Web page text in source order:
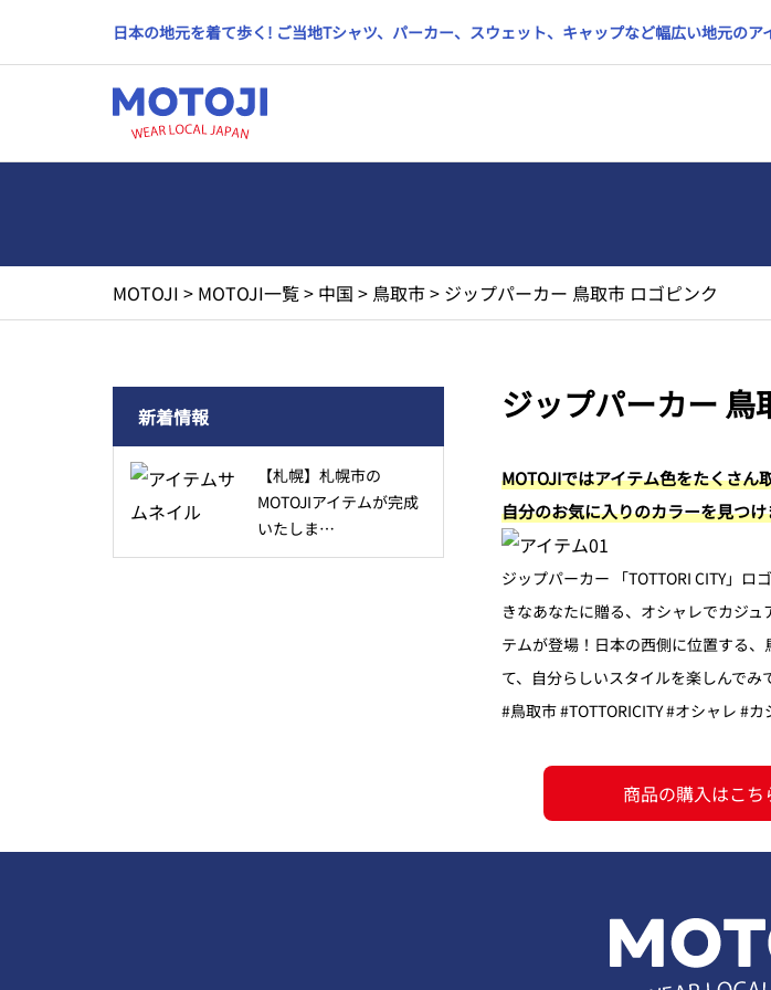
日本の地元を着て歩く! ご当地Tシャツ、パーカー、スウェット、キャップなど幅広い地元のア
MOTOJI > MOTOJI一覧> 中国 > 鳥取市> ジップパーカー 鳥取市 ロゴピンク
新着情報
【札幌】札幌市の
MOTOJIアイテムが完成
いたしま…
ジップパーカー 鳥
MOTOJIではアイテム色をたくさん
自分のお気に入りのカラーを見つ
ジップパーカー 「TOTTORI CITY」ロ
きなあなたに贈る、オシャレでカジュ
テムが登場！日本の西側に位置する
て、自分らしいスタイルを楽しんでみ
#鳥取市 #TOTTORICITY #オシャレ #
商品の購入はこち